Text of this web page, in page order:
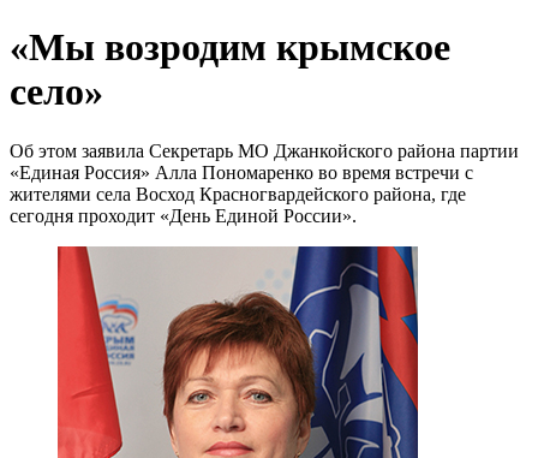
«Мы возродим крымское
село»
Об этом заявила Секретарь МО Джанкойского района партии
«Единая Россия» Алла Пономаренко во время встречи с
жителями села Восход Красногвардейского района, где
сегодня проходит «День Единой России».